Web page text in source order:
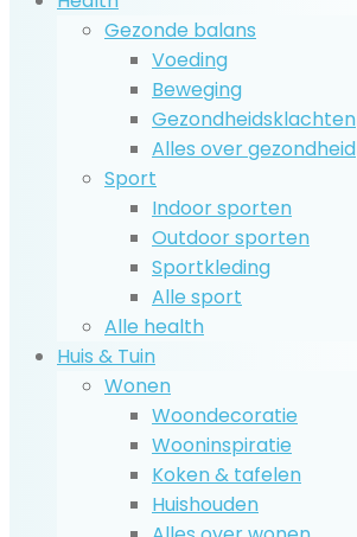
Gezonde balans
Voeding
Beweging
Gezondheidsklachten
Alles over gezondheid
Sport
Indoor sporten
Outdoor sporten
Sportkleding
Alle sport
Alle health
Huis & Tuin
Wonen
Woondecoratie
Wooninspiratie
Koken & tafelen
Huishouden